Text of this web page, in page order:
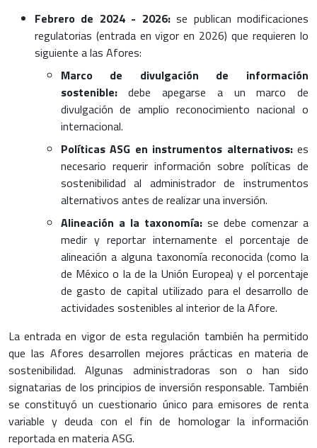
Febrero de 2024 - 2026:se publican modificaciones
regulatorias (entrada en vigor en 2026) que requieren lo
siguiente a las Afores:
Marco de divulgación de información
sostenible:debe apegarse a un marco de
divulgación de amplio reconocimiento nacional o
internacional.
Políticas ASG en instrumentos alternativos:es
necesario requerir información sobre políticas de
sostenibilidad al administrador de instrumentos
alternativos antes de realizar una inversión.
Alineación a la taxonomía:se debe comenzar a
medir y reportar internamente el porcentaje de
alineación a alguna taxonomía reconocida (como la
de México o la de la Unión Europea) y el porcentaje
de gasto de capital utilizado para el desarrollo de
actividades sostenibles al interior de la Afore.
La entrada en vigor de esta regulación también ha permitido
que las Afores desarrollen mejores prácticas en materia de
sostenibilidad. Algunas administradoras son o han sido
signatarias de los principios de inversión responsable. También
se constituyó un cuestionario único para emisores de renta
variable y deuda con el fin de homologar la información
reportada en materia ASG.